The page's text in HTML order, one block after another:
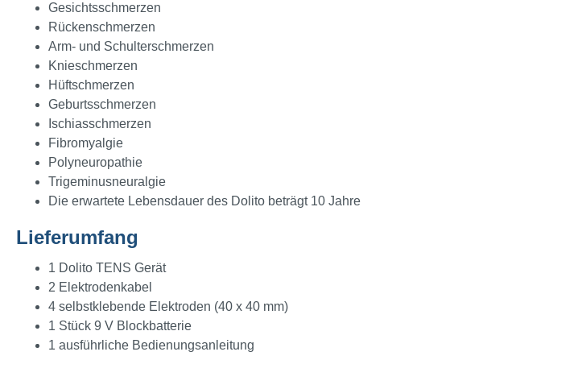
Gesichtsschmerzen
Rückenschmerzen
Arm- und Schulterschmerzen
Knieschmerzen
Hüftschmerzen
Geburtsschmerzen
Ischiasschmerzen
Fibromyalgie
Polyneuropathie
Trigeminusneuralgie
Die erwartete Lebensdauer des Dolito beträgt 10 Jahre
Lieferumfang
1 Dolito TENS Gerät
2 Elektrodenkabel
4 selbstklebende Elektroden (40 x 40 mm)
1 Stück 9 V Blockbatterie
1 ausführliche Bedienungsanleitung